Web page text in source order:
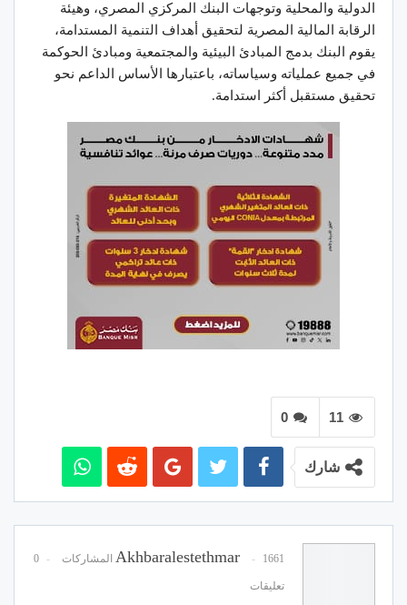
الدولية والمحلية وتوجهات البنك المركزي المصري، وهيئة
الرقابة المالية المصرية لتحقيق أهداف التنمية المستدامة،
يقوم البنك بدمج المبادئ البيئية والمجتمعية ومبادئ الحوكمة
في جميع عملياته وسياساته، باعتبارها الأساس الداعم نحو
تحقيق مستقبل أكثر استدامة.
0 11
شارك
Akhbaralestethmar 1661 المشاركات 0
تعليقات